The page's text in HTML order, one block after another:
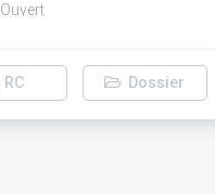
RC Dossier